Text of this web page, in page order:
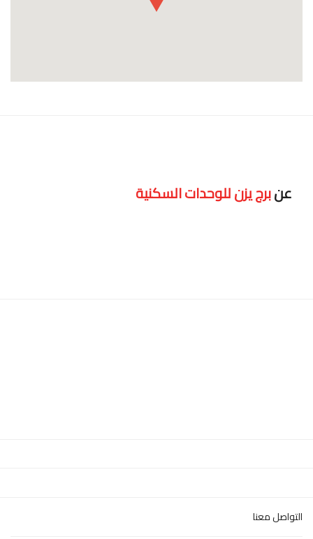
عنبرج يزن للوحدات السكنية
التواصل معنا